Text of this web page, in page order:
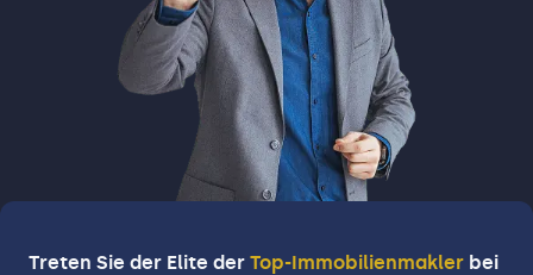
Treten Sie der Elite der Top-Immobilienmakler bei